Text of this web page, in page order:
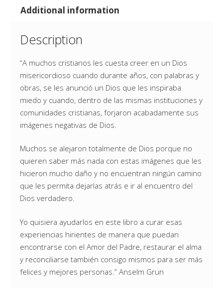
Additional information
Description
“A muchos cristianos les cuesta creer en un Dios
misericordioso cuando durante años, con palabras y
obras, se les anunció un Dios que les inspiraba
miedo y cuando, dentro de las mismas instituciones y
comunidades cristianas, forjaron acabadamente sus
imágenes negativas de Dios.
Muchos se alejaron totalmente de Dios porque no
quieren saber más nada con estas imágenes que les
hicieron mucho daño y no encuentran ningún camino
que les permita dejarlas atrás e ir al encuentro del
Dios verdadero.
Yo quisiera ayudarlos en este libro a curar esas
experiencias hirientes de manera que puedan
encontrarse con el Amor del Padre, restaurar el alma
y reconciliarse también consigo mismos para ser más
felices y mejores personas.” Anselm Grun